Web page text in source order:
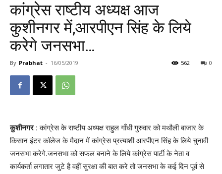
कांग्रेस राष्टीय अध्यक्ष आज
कुशीनगर में,आरपीएन सिंह के लिये
करेगे जनसभा…
By Prabhat - 16/05/2019 0
562
कुशीनगर: कांग्रेस के राष्टीय अध्यक्ष राहुल गाँधी गुरुवार को मथौली बाजार के
किसान इंटर कॉलेज के मैदान में कांग्रेस प्रत्याशी आरपीएन सिंह के लिये चुनावी
जनसभा करेगे.जनसभा को सफल बनाने के लिये कांग्रेस पार्टी के नेता व
कार्यकर्ता लगातार जुटे है वहीं सुरक्षा की बात करे तो जनसभा के कई दिन पूर्व से